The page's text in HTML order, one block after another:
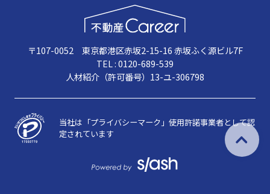
〒107-0052 東京都港区赤坂2-15-16 赤坂ふく源ビル7F
TEL : 0120-689-539
人材紹介（許可番号）13-ユ-306798
当社は「プライバシーマーク」使用許諾事業者として認
定されています